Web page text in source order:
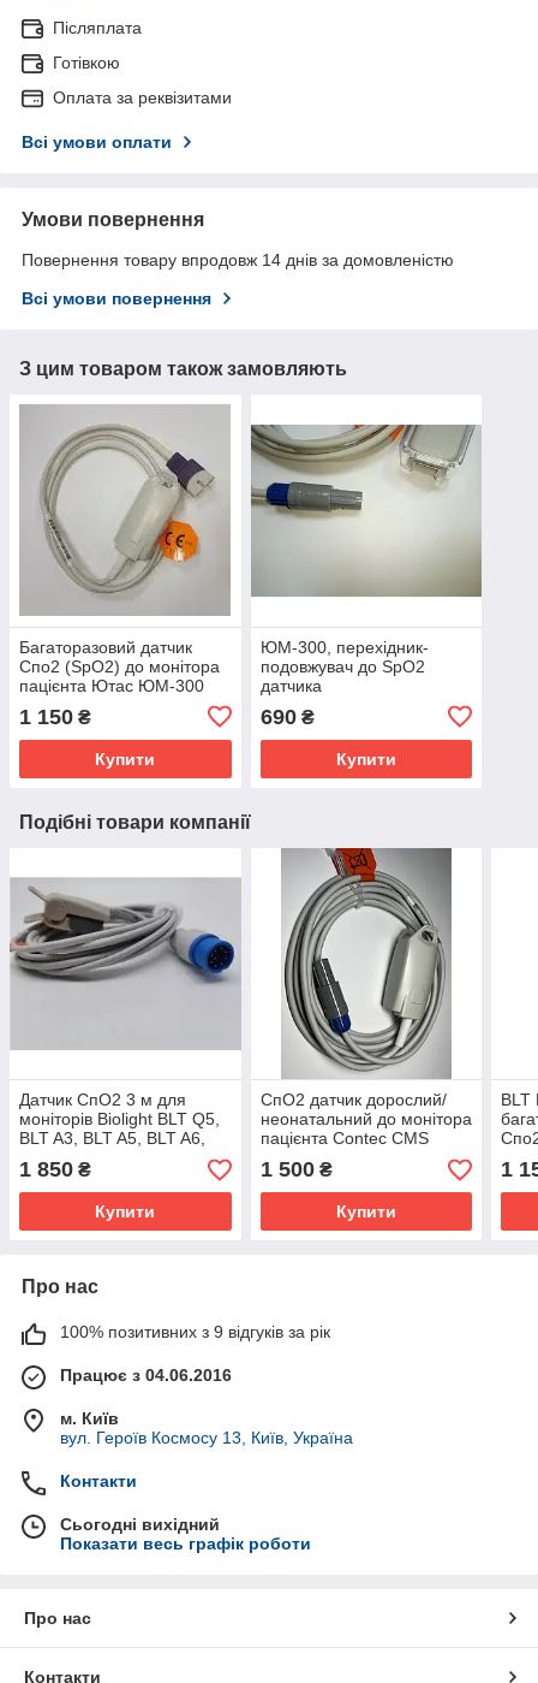
Післяплата
Готівкою
Оплата за реквізитами
Всі умови оплати
Умови повернення
Повернення товару впродовж 14 днів за домовленістю
Всі умови повернення
З цим товаром також замовляють
Багаторазовий датчик
Спо2 (SpO2) до монітора
пацієнта Ютас ЮМ-300
1 150 ₴
Купити
ЮМ-300, перехідник-
подовжувач до SpO2
датчика
690₴
Купити
Подібні товари компанії
Датчик СпО2 3 м для
моніторів Biolight BLT Q5,
BLT A3, BLT A5, BLT A6,
BLT A8, Dixion D6, D8
1 850 ₴
Купити
СпО2 датчик дорослий/
неонатальний до монітора
пацієнта Contec CMS
6000/6800/7000/8000/9000
1 500₴
Купити
BLT
1
Про нас
100% позитивних з 9 відгуків за рік
Працює з 04.06.2016
м. Київ
вул. Героїв Космосу 13, Київ, Україна
Контакти
Сьогодні вихідний
Показати весь графік роботи
Про нас
Контакти